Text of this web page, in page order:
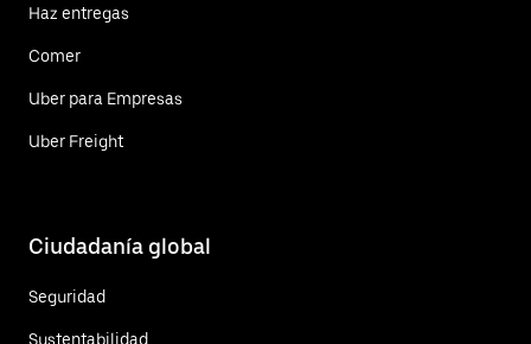
Haz entregas
Comer
Uber para Empresas
Uber Freight
Ciudadanía global
Seguridad
Sustentabilidad